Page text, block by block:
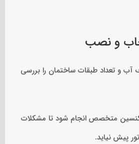
و نصب
آب و تعداد طبقات ساختمان را بررسی
متخصص انجام شود تا مشکلات
پیش نیاید.